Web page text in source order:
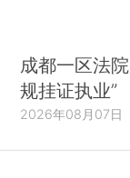
成都一区法
规挂证执业”
2026年08月07日